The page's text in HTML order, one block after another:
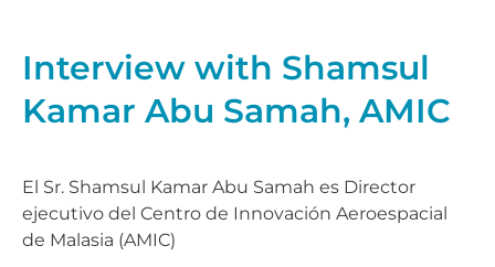
Interview with Shamsul
Kamar Abu Samah, AMIC
El Sr. Shamsul Kamar Abu Samah es Director
ejecutivo del Centro de Innovación Aeroespacial
de Malasia (AMIC)